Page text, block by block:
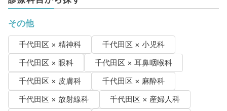
その他
千代田区 × 精神科
千代田区 × 小児科
千代田区 × 眼科
千代田区 × 耳鼻咽喉科
千代田区 × 皮膚科
千代田区 × 麻酔科
千代田区 × 放射線科
千代田区 × 産婦人科